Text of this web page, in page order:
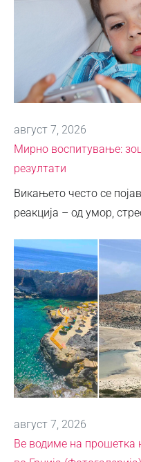
август 7, 2026
Мирно воспитување:
резултати
Викањето често се
реакција – од умор,
август 7, 2026
Ве водиме на прошетка